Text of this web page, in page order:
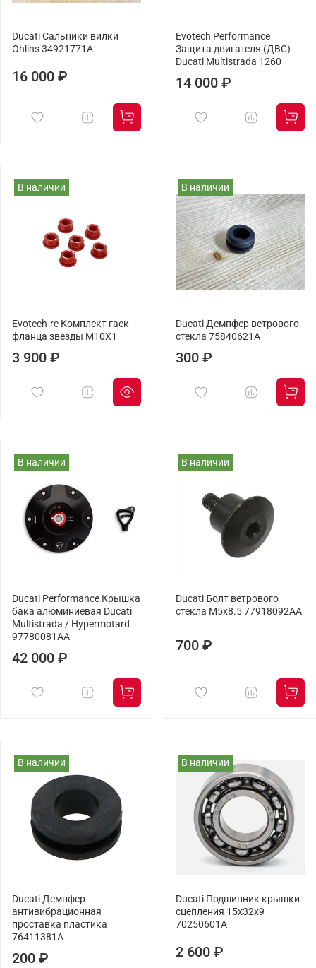
Ducati Сальники вилки
Ohlins 34921771A
16 000 ₽
Evotech Performance
Защита двигателя (ДВС)
Ducati Multistrada 1260
14 000 ₽
В наличии
Evotech-rc Комплект гаек
фланца звезды M10X1
3 900 ₽
В наличии
Ducati Демпфер ветрового
стекла 75840621A
300 ₽
В наличии
Ducati Performance Крышка
бака алюминиевая Ducati
Multistrada / Hypermotard
97780081AA
42 000 ₽
В наличии
Ducati Болт ветрового
стекла M5x8.5 77918092AA
700 ₽
В наличии
Ducati Демпфер -
антивибрационная
проставка пластика
76411381A
200 ₽
В наличии
Ducati Подшипник крышки
сцепления 15x32x9
70250601A
2 600 ₽